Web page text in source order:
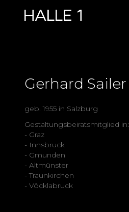
Gerhard Sailer
geb. 1955 in Salzburg
Gestaltungsbeiratsmitglied in:
- Graz
- Innsbruck
- Gmunden
- Altmünster
- Traunkirchen
- Vöcklabruck